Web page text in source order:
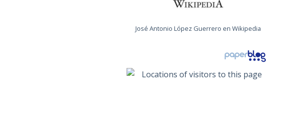
José Antonio López Guerrero en Wikipedia